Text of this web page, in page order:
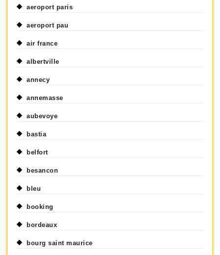
aeroport paris
aeroport pau
air france
albertville
annecy
annemasse
aubevoye
bastia
belfort
besancon
bleu
booking
bordeaux
bourg saint maurice